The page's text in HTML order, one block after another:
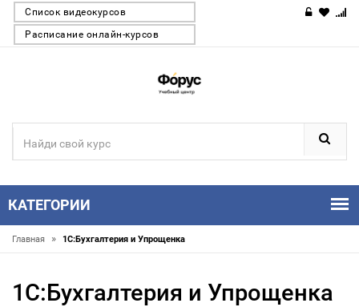
Список видеокурсов
Расписание онлайн-курсов
КАТЕГОРИИ
Главная » 1С:Бухгалтерия и Упрощенка
1С:Бухгалтерия и Упрощенка